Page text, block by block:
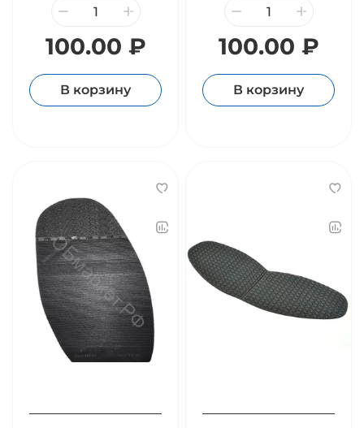
100.00 ₽
В корзину
100.00 ₽
В корзину